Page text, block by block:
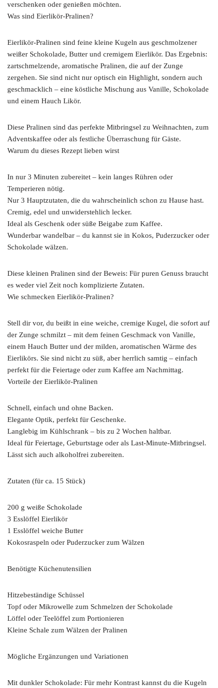
verschenken oder genießen möchten.
Was sind Eierlikör-Pralinen?
Eierlikör-Pralinen sind feine kleine Kugeln aus geschmolzener
weißer Schokolade, Butter und cremigem Eierlikör. Das Ergebnis:
zartschmelzende, aromatische Pralinen, die auf der Zunge
zergehen. Sie sind nicht nur optisch ein Highlight, sondern auch
geschmacklich – eine köstliche Mischung aus Vanille, Schokolade
und einem Hauch Likör.
Diese Pralinen sind das perfekte Mitbringsel zu Weihnachten, zum
Adventskaffee oder als festliche Überraschung für Gäste.
Warum du dieses Rezept lieben wirst
In nur 3 Minuten zubereitet – kein langes Rühren oder
Temperieren nötig.
Nur 3 Hauptzutaten, die du wahrscheinlich schon zu Hause hast.
Cremig, edel und unwiderstehlich lecker.
Ideal als Geschenk oder süße Beigabe zum Kaffee.
Wunderbar wandelbar – du kannst sie in Kokos, Puderzucker oder
Schokolade wälzen.
Diese kleinen Pralinen sind der Beweis: Für puren Genuss braucht
es weder viel Zeit noch komplizierte Zutaten.
Wie schmecken Eierlikör-Pralinen?
Stell dir vor, du beißt in eine weiche, cremige Kugel, die sofort auf
der Zunge schmilzt – mit dem feinen Geschmack von Vanille,
einem Hauch Butter und der milden, aromatischen Wärme des
Eierlikörs. Sie sind nicht zu süß, aber herrlich samtig – einfach
perfekt für die Feiertage oder zum Kaffee am Nachmittag.
Vorteile der Eierlikör-Pralinen
Schnell, einfach und ohne Backen.
Elegante Optik, perfekt für Geschenke.
Langlebig im Kühlschrank – bis zu 2 Wochen haltbar.
Ideal für Feiertage, Geburtstage oder als Last-Minute-Mitbringsel.
Lässt sich auch alkoholfrei zubereiten.
Zutaten (für ca. 15 Stück)
200 g weiße Schokolade
3 Esslöffel Eierlikör
1 Esslöffel weiche Butter
Kokosraspeln oder Puderzucker zum Wälzen
Benötigte Küchenutensilien
Hitzebeständige Schüssel
Topf oder Mikrowelle zum Schmelzen der Schokolade
Löffel oder Teelöffel zum Portionieren
Kleine Schale zum Wälzen der Pralinen
Mögliche Ergänzungen und Variationen
Mit dunkler Schokolade: Für mehr Kontrast kannst du die Kugeln